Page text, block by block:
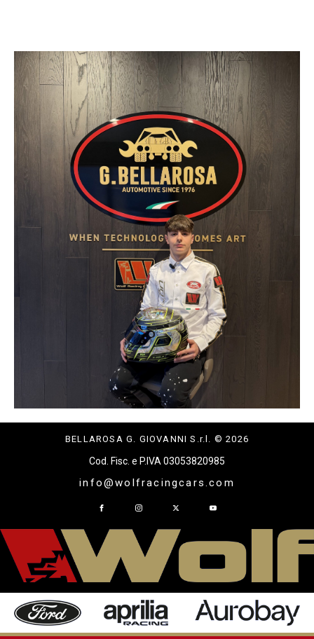
BELLAROSA G. GIOVANNI S.r.l. © 2026
Cod. Fisc. e P.IVA 03053820985
info@wolfracingcars.com